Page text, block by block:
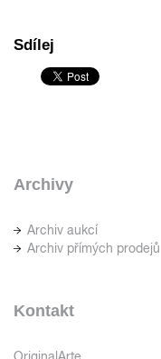
Sdílej
Archivy
Archiv aukcí
Archiv přímých prodejů
Kontakt